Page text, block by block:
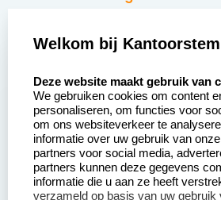
Zakelijk:
Aanvraag op maat
Betaling &
Verzending
Wederverkoper
worden
Sale
Welkom bij
Deze website maakt gebruik van
We gebruiken cookies om content
personaliseren, om functies voor
om ons websiteverkeer te
informatie over uw gebruik van
partners voor social media,
partners kunnen deze gegevens
informatie die u aan ze heeft
verzameld op basis van uw gebruik